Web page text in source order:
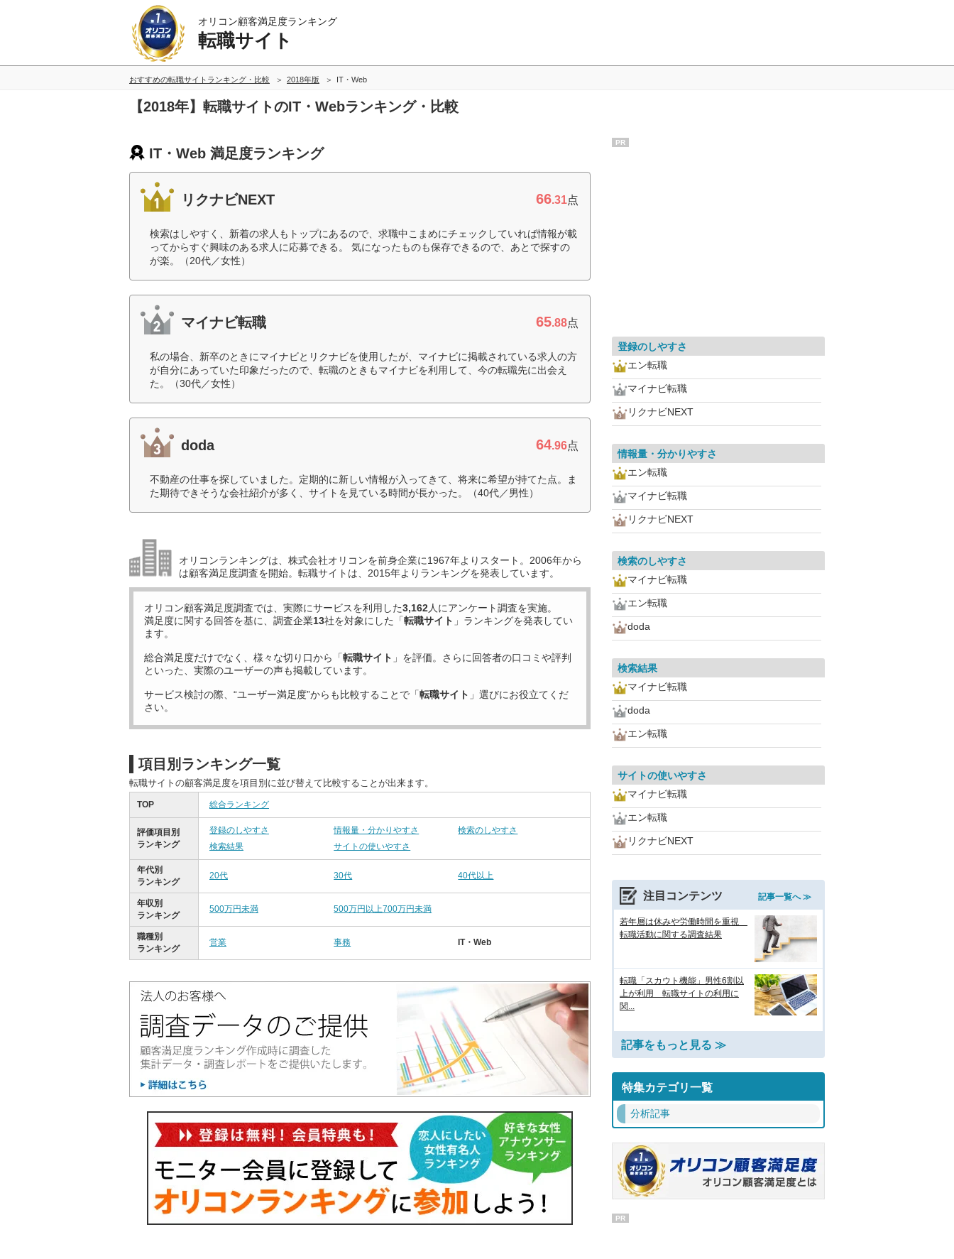
オリコン顧客満足度ランキング
転職サイト
おすすめの転職サイトランキング・比較 2018年版 IT・Web
【2018年】転職サイトのIT・Webランキング・比較
IT・Web 満足度ランキング
リクナビNEXT 66.31点
検索はしやすく、新着の求人もトップにあるので、求職中こまめにチェックしていれば情報が載
ってからすぐ興味のある求人に応募できる。 気になったものも保存できるので、あとで探すの
が楽。（20代／女性）
マイナビ転職 65.88点
私の場合、新卒のときにマイナビとリクナビを使用したが、マイナビに掲載されている求人の方
が自分にあっていた印象だったので、転職のときもマイナビを利用して、今の転職先に出会え
た。（30代／女性）
doda 64.96点
不動産の仕事を探していました。定期的に新しい情報が入ってきて、将来に希望が持てた点。ま
た期待できそうな会社紹介が多く、サイトを見ている時間が長かった。（40代／男性）
オリコンランキングは、株式会社オリコンを前身企業に1967年よりスタート。2006年から
は顧客満足度調査を開始。転職サイトは、2015年よりランキングを発表しています。
オリコン顧客満足度調査では、実際にサービスを利用した3,162人にアンケート調査を実施。
満足度に関する回答を基に、調査企業13社を対象にした「転職サイト 」ランキングを発表してい
ます。
総合満足度だけでなく、様々な切り口から「転職サイト 」を評価。さらに回答者の口コミや評判
といった、実際のユーザーの声も掲載しています。
サービス検討の際、“ユーザー満足度”からも比較することで「転職サイト 」選びにお役立てくだ
さい。
項目別ランキング一覧
転職サイトの顧客満足度を項目別に並び替えて比較することが出来ます。
TOP 総合ランキング
評価項目別
ランキング
登録のしやすさ 情報量・分かりやすさ
検索のしやすさ
検索結果
サイトの使いやすさ
年代別
ランキング
20代 30代 40代以上
年収別
ランキング
500万円未満 500万円以上700万円未満
職種別
ランキング
営業 事務 IT・Web
PR
登録のしやすさ
エン転職
マイナビ転職
リクナビNEXT
情報量・分かりやすさ
エン転職
マイナビ転職
リクナビNEXT
検索のしやすさ
マイナビ転職
エン転職
doda
検索結果
マイナビ転職
doda
エン転職
サイトの使いやすさ
マイナビ転職
エン転職
リクナビNEXT
注目コンテンツ 記事一覧へ ≫
若年層は休みや労働時間を重視
転職活動に関する調査結果
転職「スカウト機能」男性6割以
上が利用 転職サイトの利用に
関...
記事をもっと見る ≫
特集カテゴリ一覧
分析記事
PR